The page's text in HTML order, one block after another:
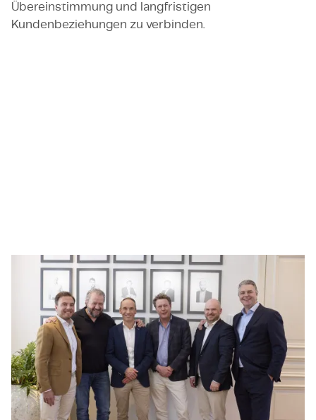
Übereinstimmung und langfristigen
Kundenbeziehungen zu verbinden.
ist ein Spezialist für Engineering und Beratung,
der sich auf komplexe, projektorientierte
Engineering-Herausforderungen konzentriert. WEB
wurde 2017 in Eindhoven gegründet und
unterstützt Kunden während des gesamten
Produktlebenszyklus – von der Konzeption und
Entwicklung bis hin zur Industrialisierung und